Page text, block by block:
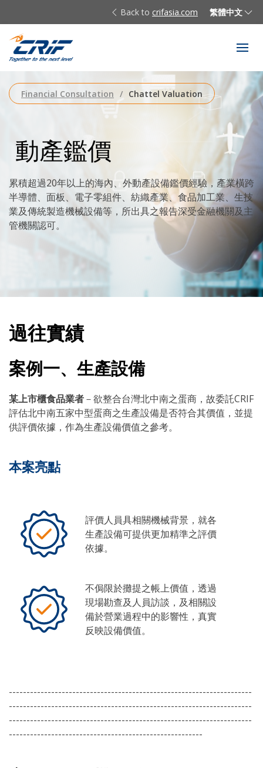
Back to crifasia.com 繁體中文
Financial Consultation Chattel Valuation
動產鑑價
累積超過20年以上的海內、外動產設備鑑價經驗，產業橫跨
半導體、面板、電子零組件、紡織產業、食品加工業、生技
業及傳統製造機械設備等，所出具之報告深受金融機關及主
管機關認可。
過往實績
案例一、生產設備
某上市櫃食品業者－欲整合台灣北中南之蛋商，故委託CRIF
評估北中南五家中型蛋商之生產設備是否符合其價值，並提
供評價依據，作為生產設備價值之參考。
本案亮點
評價人員具相關機械背景，就各
生產設備可提供更加精準之評價
依據。
不侷限於攤提之帳上價值，透過
現場勘查及人員訪談，及相關設
備於營業過程中的影響性，真實
反映設備價值。
---------------------------------------------------------------------
---------------------------------------------------------------------
---------------------------------------------------------------------
-------------------------------------------------------